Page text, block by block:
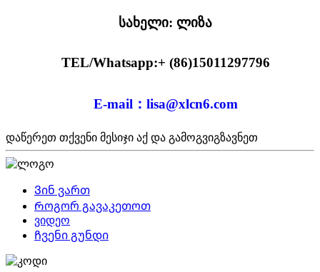
სახელი: ლიზა
TEL/Whatsapp:+ (86)15011297796
E-mail：lisa@xlcn6.com
დაწერეთ თქვენი მესიჯი აქ და გამოგვიგზავნეთ
Ვინ ვართ
Როგორ გავაკეთოთ
ვიდეო
Ჩვენი გუნდი